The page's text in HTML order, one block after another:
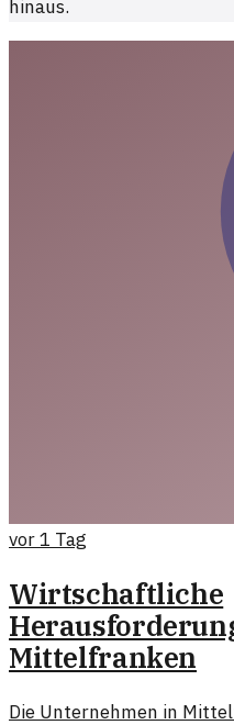
hinaus.
vor 1 Tag
Wirtschaftliche
Mittelfranken
Die Unternehmen in